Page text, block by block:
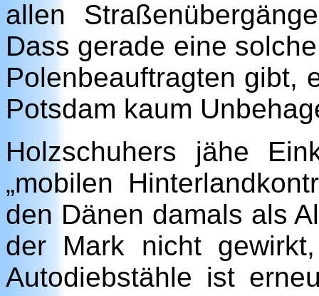
allen
Dass gerade eine
Polenbeauftragten gibt,
Potsdam kaum
Holzschuhers jähe
„mobilen
den Dänen damals als
der Mark nicht
Autodiebstähle ist